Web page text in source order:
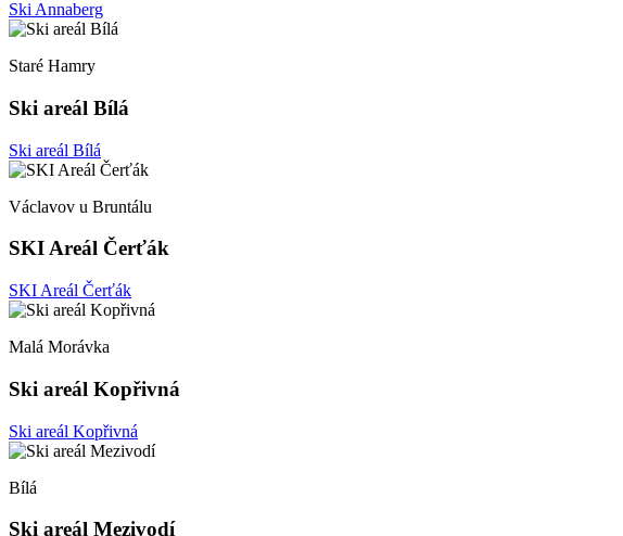
Ski Annaberg
Staré Hamry
Ski areál Bílá
Ski areál Bílá
Václavov u Bruntálu
SKI Areál Čerťák
SKI Areál Čerťák
Malá Morávka
Ski areál Kopřivná
Ski areál Kopřivná
Bílá
Ski areál Mezivodí